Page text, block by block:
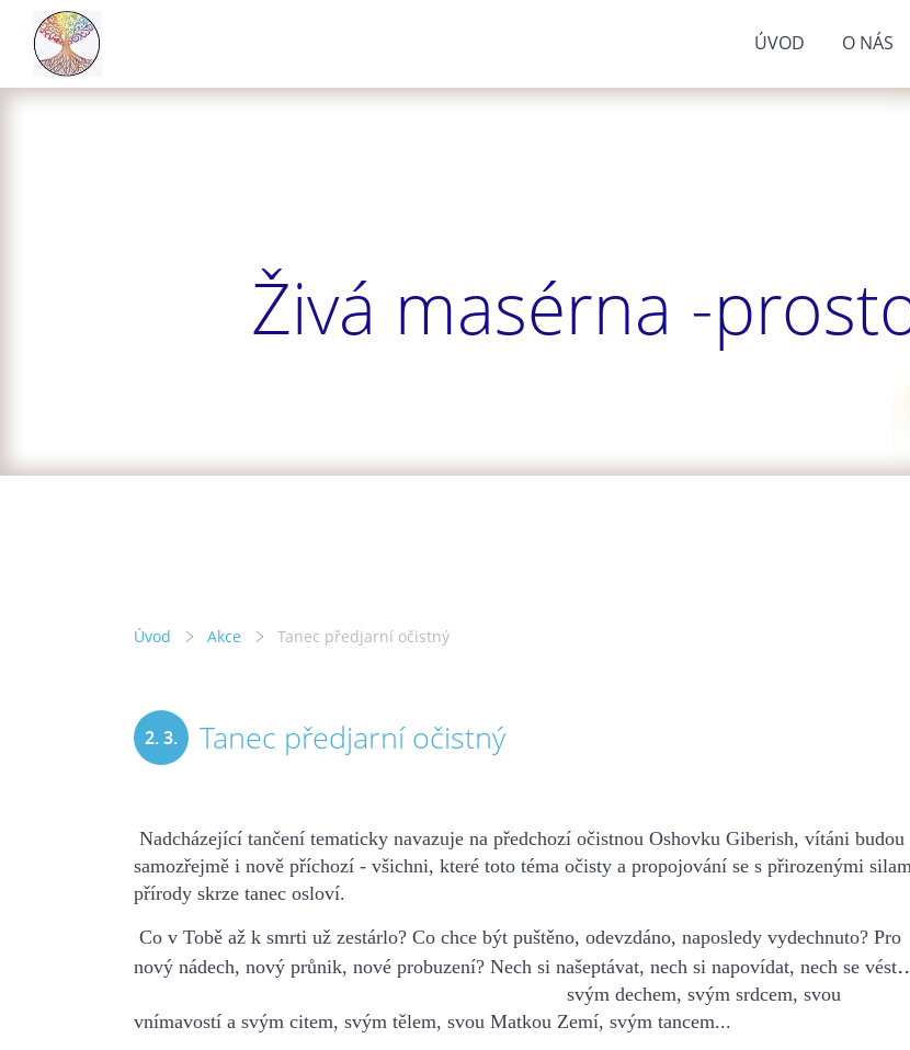
ÚVOD O NÁS
Živá masérna -
Úvod Akce Tanec předjarní očistný
2. 3. Tanec předjarní očistný
Nadcházející tančení tematicky navazuje na předchozí očistnou Oshovku Giberish, vítáni budou
samozřejmě i nově příchozí - všichni, které toto téma očisty a propojování se s přirozenými
přírody skrze tanec osloví.
Co v Tobě až k smrti už zestárlo? Co chce být puštěno, odevzdáno, naposledy vydechnuto? Pro
nový nádech, nový průnik, nové probuzení? Nech si našeptávat, nech si napovídat, nech se vést
svým dechem, svým srdcem, svou
vnímavostí a svým citem, svým tělem, svou Matkou Zemí, svým tancem...